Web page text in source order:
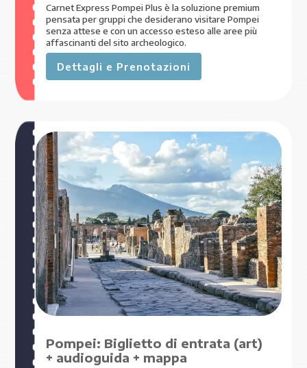
Carnet Express Pompei Plus è la soluzione premium
pensata per gruppi che desiderano visitare Pompei
senza attese e con un accesso esteso alle aree più
affascinanti del sito archeologico.
Dettagli e Prenotazioni
A PARTIRE DA
€ 35,00
€ 31,50
Pompei: Biglietto di entrata (art)
+ audioguida + mappa